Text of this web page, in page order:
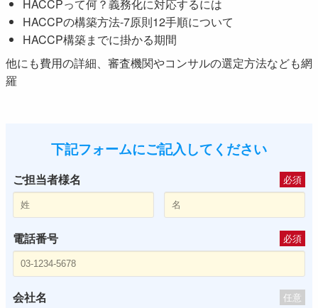
HACCPって何？義務化に対応するには
HACCPの構築方法-7原則12手順について
HACCP構築までに掛かる期間
他にも費用の詳細、審査機関やコンサルの選定方法なども網
羅
下記フォームにご記入してください
ご担当者様名 必須
電話番号 必須
会社名 任意